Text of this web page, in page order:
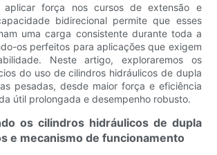
aplicar força nos cursos de extensão e
bidirecional permite que esses
uma carga consistente durante toda a
os perfeitos para aplicações que exigem
Neste artigo, exploraremos os
do uso de cilindros hidráulicos de dupla
pesadas, desde maior força e eficiência
útil prolongada e desempenho robusto.
os cilindros hidráulicos de dupla
e mecanismo de funcionamento